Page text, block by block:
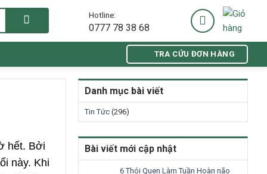
Hotline:
0777 78 38 68
TRA CỨU ĐƠN HÀNG
hết. Bởi
này. Khi
Danh mục bài viết
Tin Tức (296)
Bài viết mới cập nhật
6 Thói Quen Làm Tuần Hoàn não